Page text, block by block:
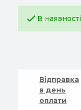
В наявності
Відправка
в день
оплати